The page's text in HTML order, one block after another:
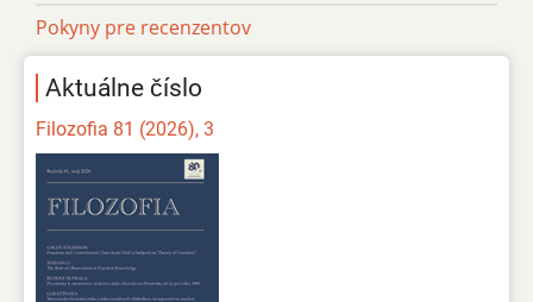
Pokyny pre recenzentov
Aktuálne číslo
Filozofia 81 (2026), 3